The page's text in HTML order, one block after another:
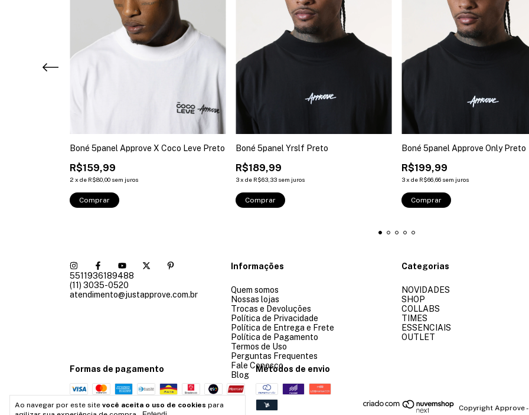
Ao navegar por este site você aceita o uso de cookies para
Boné 5panel Approve X Coco Leve Preto
R$159,99
2 x de R$80,00 sem juros
Comprar
Boné 5panel Yrslf Preto
R$189,99
3x de R$63,33 sem juros
Comprar
Boné 5panel Approve Only Preto
R$199,99
3x de R$66,66 sem juros
Comprar
5511936189488
(11) 3035-0520
atendimento@justapprove.com.br
Informações
Quem somos
Nossas lojas
Trocas e Devoluções
Política de Privacidade
Política de Entrega e Frete
Política de Pagamento
Termos de Uso
Perguntas Frequentes
Fale Conosco
Blog
Categorias
NOVIDADES
SHOP
COLLABS
TIMES
ESSENCIAIS
OUTLET
Formas de pagamento Métodos de envio
Copyright Approve